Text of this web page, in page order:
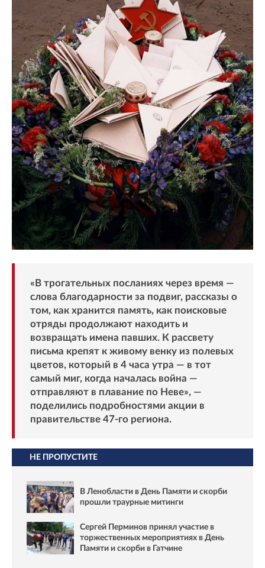
«В трогательных посланиях через время —
слова благодарности за подвиг, рассказы о
том, как хранится память, как поисковые
отряды продолжают находить и
возвращать имена павших. К рассвету
письма крепят к живому венку из полевых
цветов, который в 4 часа утра — в тот
самый миг, когда началась война —
отправляют в плавание по Неве», —
поделились подробностями акции в
правительстве 47-го региона.
НЕ ПРОПУСТИТЕ
В Ленобласти в День Памяти и скорби
прошли траурные митинги
Сергей Перминов принял участие в
торжественных мероприятиях в День
Памяти и скорби в Гатчине